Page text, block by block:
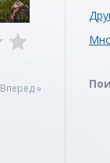
Вперед »